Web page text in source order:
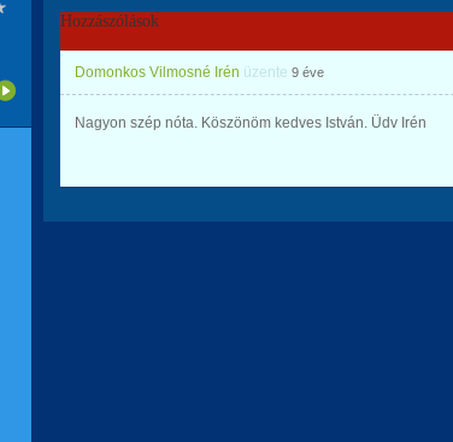
Hozzászólások
Domonkos Vilmosné Irén üzente 9 éve
Nagyon szép nóta. Köszönöm kedves István. Üdv Irén